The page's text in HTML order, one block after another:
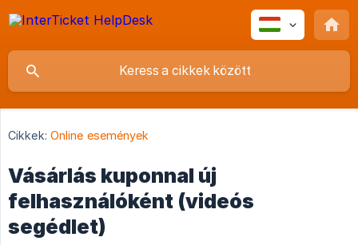
Cikkek: Online események
Vásárlás kuponnal új
felhasználóként (videós
segédlet)